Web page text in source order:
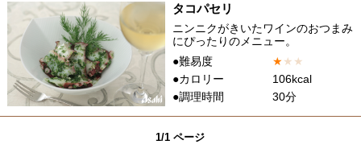
タコパセリ
ニンニクがきいたワインのおつまみ
にぴったりのメニュー。
●難易度
★★ ★
●カロリー
106kcal
●調理時間
30分
1/1 ページ